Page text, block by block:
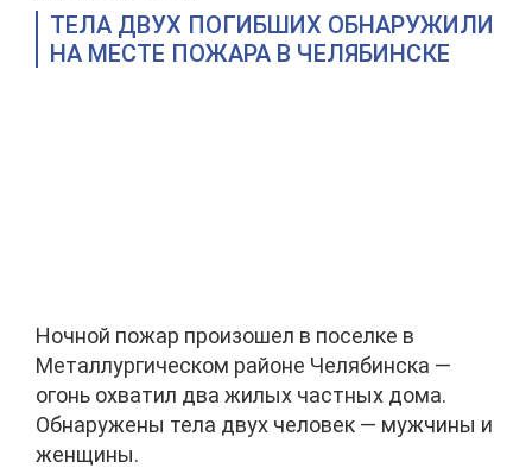
ТЕЛА ДВУХ ПОГИБШИХ ОБНАРУЖИЛИ
НА МЕСТЕ ПОЖАРА В ЧЕЛЯБИНСКЕ
Ночной пожар произошел в поселке в
Металлургическом районе Челябинска —
огонь охватил два жилых частных дома.
Обнаружены тела двух человек — мужчины и
женщины.